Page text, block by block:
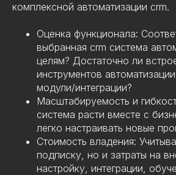
комплексной автоматизации crm.
Оценка функционала:
выбранная crm система
целям? Достаточно ли
инструментов
модули/интеграции?
Масштабируемость и
система расти вместе с
легко настраивать новые
Стоимость владения:
подписку, но и затраты на
настройку, интеграции,